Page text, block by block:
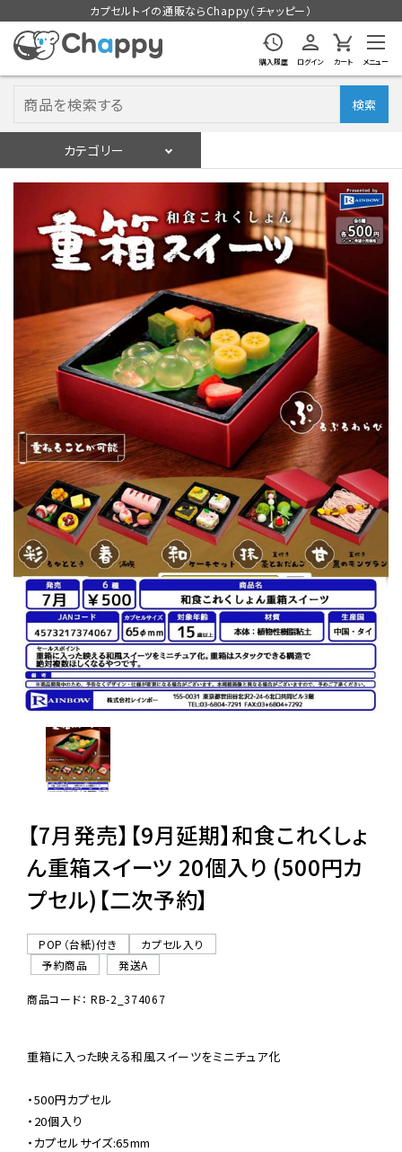
カプセルトイの通販ならChappy（チャッピー）
購入履歴 ログイン カート メニュー
検索
カテゴリー
会員登録
入荷スケジュールをチェック
カプセルトイマシン本体
カプセルトイ
販促用空カプセル
レンタル
景品・玩具・文具
販促用カプセルトイ
よくあるご質問
ご利用ガイド
06-6282-7659
【7月発売】【9月延期】和食これくしょ
ん重箱スイーツ 20個入り (500円カ
プセル)【二次予約】
POP（台紙)付き
カプセル入り
予約商品
発送A
商品コード： RB-2_374067
重箱に入った映える和風スイーツをミニチュア化
・500円カプセル
・20個入り
・カプセルサイズ:65mm